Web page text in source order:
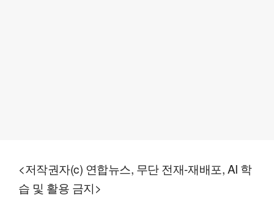
<저작권자(c) 연합뉴스, 무단 전재-재배포, AI 학
습 및 활용 금지>